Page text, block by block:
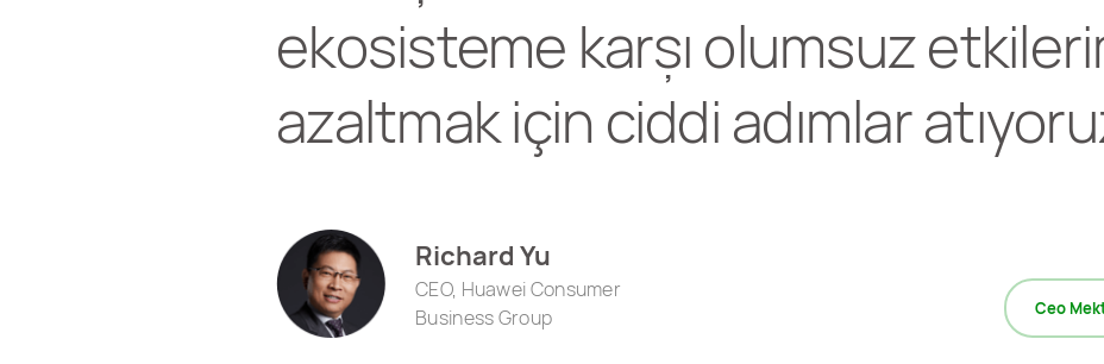
ekosisteme karşı olumsuz
azaltmak için ciddi adımlar
Richard Yu
CEO, Huawei Consumer
Business Group
Ceo